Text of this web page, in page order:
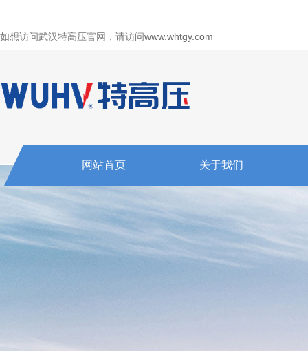
如想访问武汉特高压官网，请访问www.whtgy.com
网站首页 关于我们